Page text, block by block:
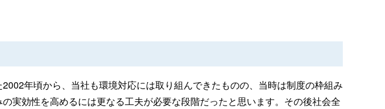
年頃から、当社も環境対応には取り組んできたものの、当時は制度の枠組み
実効性を高めるには更なる工夫が必要な段階だったと思います。その後社会全